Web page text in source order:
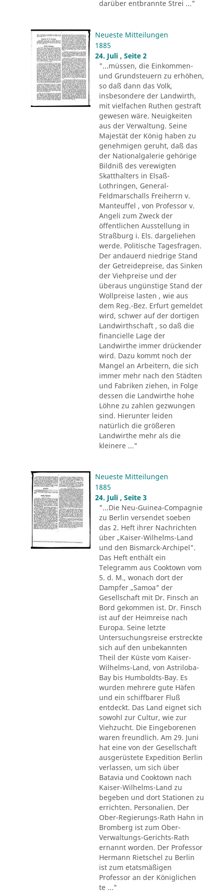
darüber entbrannte Strei ..."
Neueste Mitteilungen
1885
24. Juli , Seite 2
"...müssen, die Einkommen-
und Grundsteuern zu erhöhen,
so daß dann das Volk,
insbesondere der Landwirth,
mit vielfachen Ruthen gestraft
gewesen wäre. Neuigkeiten
aus der Verwaltung. Seine
Majestät der König haben zu
genehmigen geruht, daß das
der Nationalgalerie gehörige
Bildniß des verewigten
Skatthalters in Elsaß-
Lothringen, General-
Feldmarschalls Freiherrn v.
Manteuffel , von Professor v.
Angeli zum Zweck der
öffentlichen Ausstellung in
Straßburg i. Els. dargeliehen
werde. Politische Tagesfragen.
Der andauerd niedrige Stand
der Getreidepreise, das Sinken
der Viehpreise und der
überaus ungünstige Stand der
Wollpreise lasten , wie aus
dem Reg.-Bez. Erfurt gemeldet
wird, schwer auf der dortigen
Landwirthschaft , so daß die
financielle Lage der
Landwirthe immer drückender
wird. Dazu kommt noch der
Mangel an Arbeitern, die sich
immer mehr nach den Städten
und Fabriken ziehen, in Folge
dessen die Landwirthe hohe
Löhne zu zahlen gezwungen
sind. Hierunter leiden
natürlich die größeren
Landwirthe mehr als die
kleinere ..."
Neueste Mitteilungen
1885
24. Juli , Seite 3
"...Die Neu-Guinea-Compagnie
zu Berlin versendet soeben
das 2. Heft ihrer Nachrichten
über „Kaiser-Wilhelms-Land
und den Bismarck-Archipel".
Das Heft enthält ein
Telegramm aus Cooktown vom
5. d. M., wonach dort der
Dampfer „Samoa" der
Gesellschaft mit Dr. Finsch an
Bord gekommen ist. Dr. Finsch
ist auf der Heimreise nach
Europa. Seine letzte
Untersuchungsreise erstreckte
sich auf den unbekannten
Theil der Küste vom Kaiser-
Wilhelms-Land, von Astriloba-
Bay bis Humboldts-Bay. Es
wurden mehrere gute Häfen
und ein schiffbarer Fluß
entdeckt. Das Land eignet sich
sowohl zur Cultur, wie zur
Viehzucht. Die Eingeborenen
waren freundlich. Am 29. Juni
hat eine von der Gesellschaft
ausgerüstete Expedition Berlin
verlassen, um sich über
Batavia und Cooktown nach
Kaiser-Wilhelms-Land zu
begeben und dort Stationen zu
errichten. Personalien. Der
Ober-Regierungs-Rath Hahn in
Bromberg ist zum Ober-
Verwaltungs-Gerichts-Rath
ernannt worden. Der Professor
Hermann Rietschel zu Berlin
ist zum etatsmäßigen
Professor an der Königlichen
te ..."